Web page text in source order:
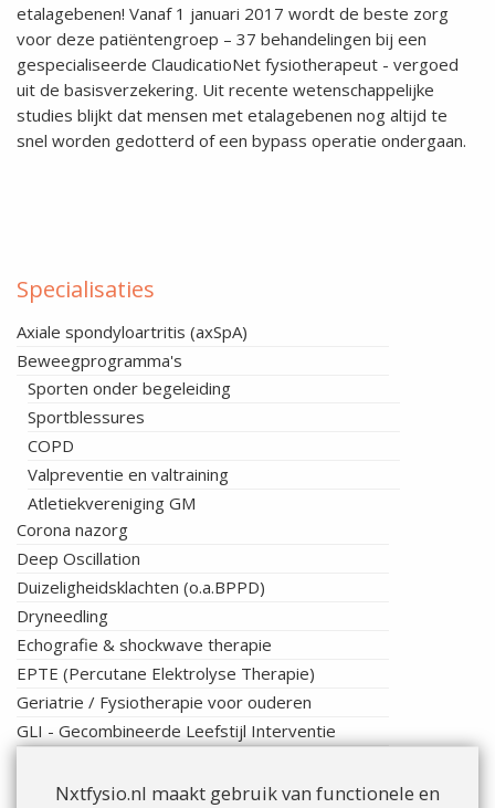
Nxtfysio.nl maakt gebruik van functionele en
etalagebenen! Vanaf 1 januari 2017 wordt de beste zorg
voor deze patiëntengroep – 37 behandelingen bij een
gespecialiseerde ClaudicatioNet fysiotherapeut - vergoed
uit de basisverzekering. Uit recente wetenschappelijke
studies blijkt dat mensen met etalagebenen nog altijd te
snel worden gedotterd of een bypass operatie ondergaan.
Specialisaties
Axiale spondyloartritis (axSpA)
Beweegprogramma's
Sporten onder begeleiding
Sportblessures
COPD
Valpreventie en valtraining
Atletiekvereniging GM
Corona nazorg
Deep Oscillation
Duizeligheidsklachten (o.a.BPPD)
Dryneedling
Echografie & shockwave therapie
EPTE (Percutane Elektrolyse Therapie)
Geriatrie / Fysiotherapie voor ouderen
GLI - Gecombineerde Leefstijl Interventie
GLI - Individuele trajecten